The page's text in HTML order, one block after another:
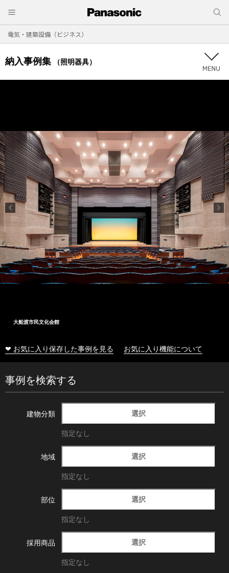
電気・建築設備（ビジネス）
納入事例集 （照明器具）
大船渡市民文化会館
❤ お気に入り保存した事例を見る お気に入り機能について
事例を検索する
建物分類 選択
指定なし
地域 選択
指定なし
部位 選択
指定なし
採用商品 選択
指定なし